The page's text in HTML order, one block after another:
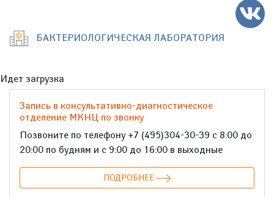
БАКТЕРИОЛОГИЧЕСКАЯ ЛАБОРАТОРИЯ
Идет загрузка
Запись в консультативно-диагностическое
отделение МКНЦ по звонку
Позвоните по телефону +7 (495)304-30-39 с 8:00 до
20:00 по будням и с 9:00 до 16:00 в выходные
ПОДРОБНЕЕ